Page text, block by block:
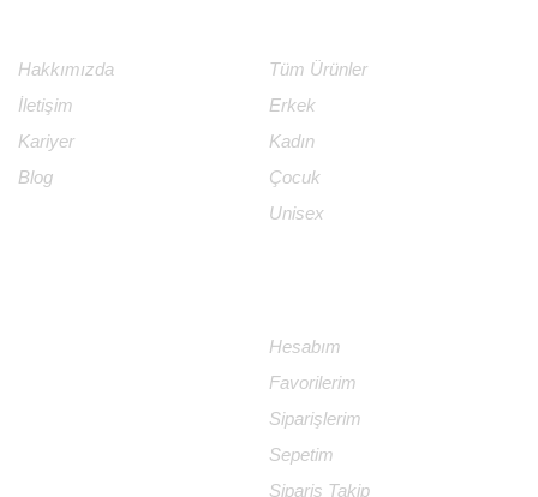
Hakkımızda
İletişim
Kariyer
Blog
Tüm Ürünler
Erkek
Kadın
Çocuk
Unisex
Hesabım
Favorilerim
Siparişlerim
Sepetim
Sipariş Takip